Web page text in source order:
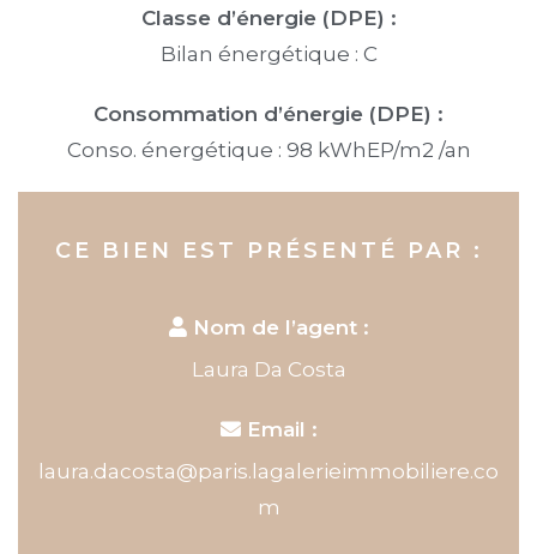
Classe d’énergie (DPE) :
Bilan énergétique : C
Consommation d’énergie (DPE) :
Conso. énergétique : 98 kWhEP/m2 /an
CE BIEN EST PRÉSENTÉ PAR :
Nom de l’agent :
Laura Da Costa
Email :
laura.dacosta@paris.lagalerieimmobiliere.co
m